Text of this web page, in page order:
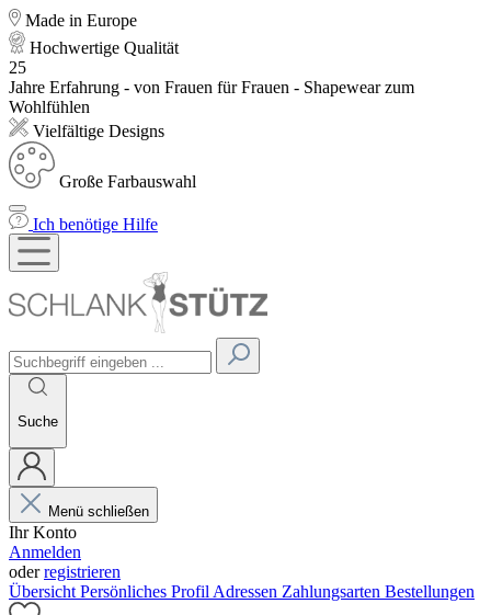
Made in Europe
Hochwertige Qualität
25
Jahre Erfahrung - von Frauen für Frauen - Shapewear zum
Wohlfühlen
Vielfältige Designs
Große Farbauswahl
Ich benötige Hilfe
Suche
Menü schließen
Ihr Konto
Anmelden
oderregistrieren
Übersicht Persönliches Profil Adressen Zahlungsarten Bestellungen